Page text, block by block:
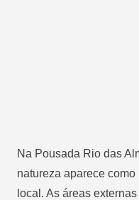
Na Pousada Rio das
natureza aparece
local. As áreas